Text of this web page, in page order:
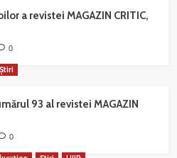
a revistei MAGAZIN CRITIC,
0
Știri
93 al revistei MAGAZIN
0